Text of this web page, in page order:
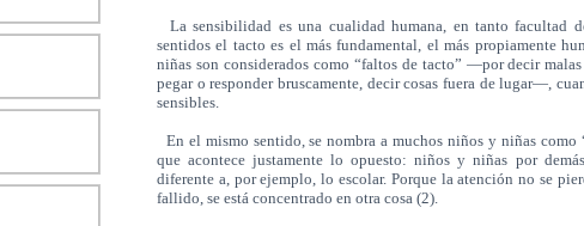
La sensibilidad es una cualidad humana, en tanto facultad
sentidos el tacto es el más fundamental, el más propiamente
niñas son considerados como “faltos de tacto” —por decir
pegar o responder bruscamente, decir cosas fuera de lugar—,
sensibles.
En el mismo sentido, se nombra a muchos niños y niñas
que acontece justamente lo opuesto: niños y niñas por
diferente a, por ejemplo, lo escolar. Porque la atención no se
fallido, se está concentrado en otra cosa (2).